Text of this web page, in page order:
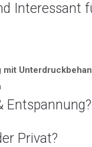
Interessant
Entspannung?
Privat?